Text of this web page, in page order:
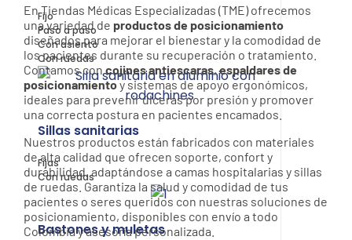
Fijo
Paso a paso
Con asiento
Con ruedas
Sillas sanitarias
Fijas
Con ruedas
Bastones y muletas
En Tiendas Médicas Especializadas (TME) ofrecemos
una variedad de productos de posicionamiento
diseñados para mejorar el bienestar y la comodidad de
los pacientes durante su recuperación o tratamiento.
Contamos con cojines antiescaras,espaldares de
posicionamientoy sistemas de apoyo ergonómicos,
ideales para prevenir úlceras por presión y promover
una correcta postura en pacientes encamados.
Nuestros productos están fabricados con materiales
de alta calidad que ofrecen soporte, confort y
durabilidad, adaptándose a camas hospitalarias y sillas
de ruedas. Garantiza la salud y comodidad de tus
pacientes o seres queridos con nuestras soluciones de
posicionamiento, disponibles con envío a todo
Colombia y asesoría personalizada.